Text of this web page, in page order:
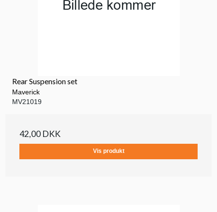
Rear Suspension set
Maverick
MV21019
42,00 DKK
Vis produkt